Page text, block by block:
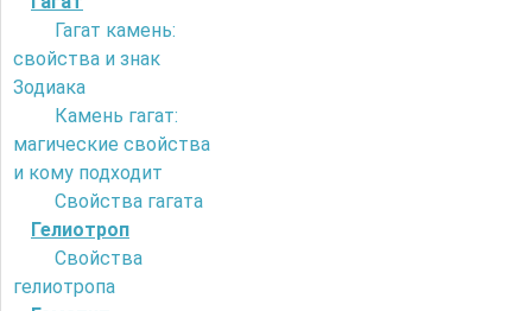
Гагат камень:
свойства и знак
Зодиака
Камень гагат:
магические свойства
и кому подходит
Свойства гагата
Гелиотроп
Свойства
гелиотропа